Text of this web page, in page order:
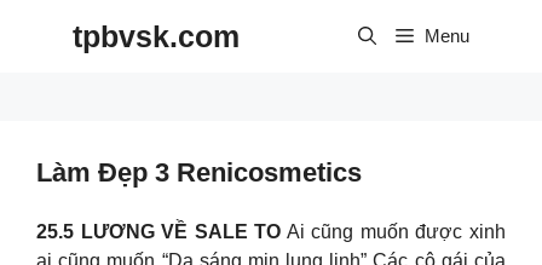
tpbvsk.com Menu
Làm Đẹp 3 Renicosmetics
25.5 LƯƠNG VỀ SALE TO Ai cũng muốn được xinh
ai cũng muốn “Da sáng mịn lung linh” Các cô gái của